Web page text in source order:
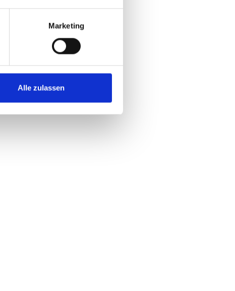
Marketing
Alle zulassen